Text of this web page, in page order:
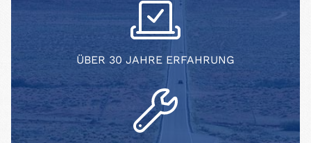
ÜBER 30 JAHRE ERFAHRUNG